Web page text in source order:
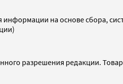
на основе сбора,
разрешения редакции.